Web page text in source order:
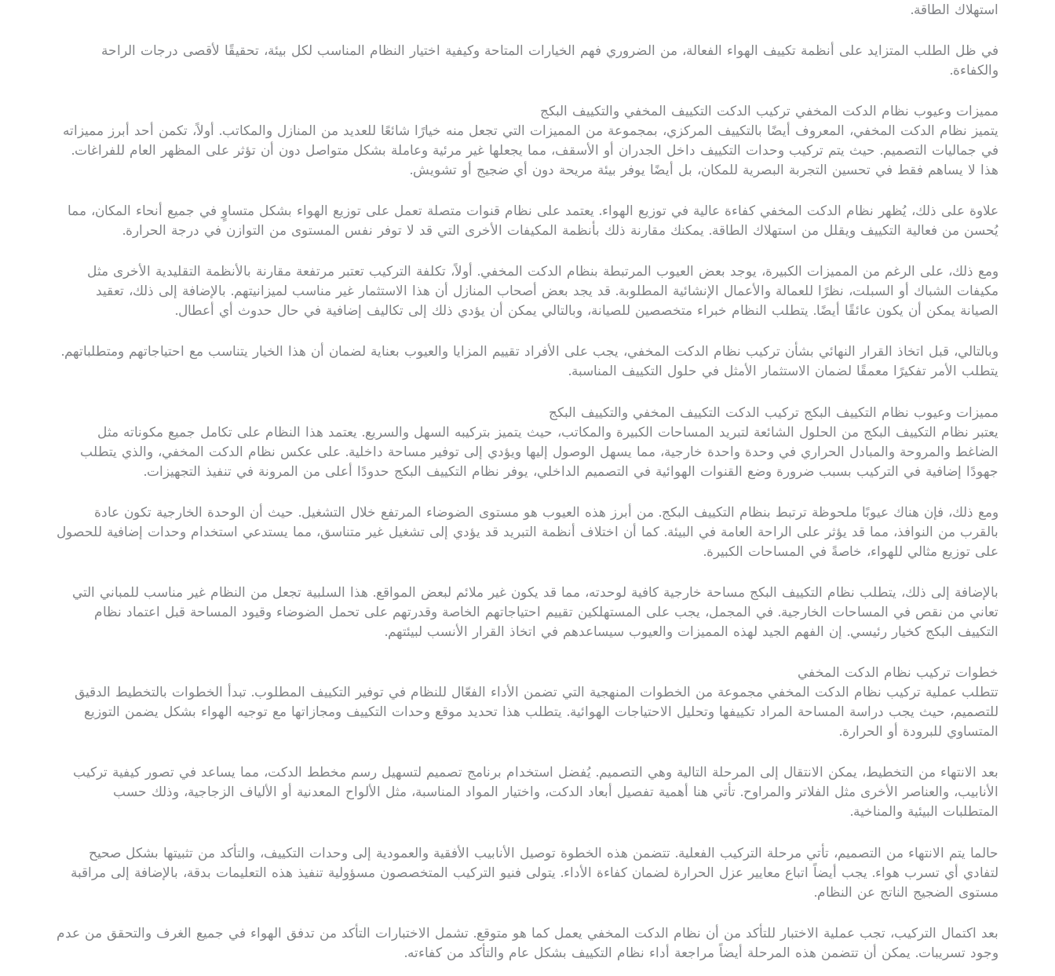
استهلاك الطاقة.
في ظل الطلب المتزايد على أنظمة تكييف الهواء الفعالة، من الضروري فهم الخيارات المتاحة وكيفية اختيار النظام المناسب لكل بيئة، تحقيقًا لأقصى درجات الراحة
والكفاءة.
مميزات وعيوب نظام الدكت المخفي تركيب الدكت التكييف المخفي والتكييف البكج
يتميز نظام الدكت المخفي، المعروف أيضًا بالتكييف المركزي، بمجموعة من المميزات التي تجعل منه خيارًا شائعًا للعديد من المنازل والمكاتب. أولاً، تكمن أحد أبرز مميزاته
في جماليات التصميم. حيث يتم تركيب وحدات التكييف داخل الجدران أو الأسقف، مما يجعلها غير مرئية وعاملة بشكل متواصل دون أن تؤثر على المظهر العام للفراغات.
هذا لا يساهم فقط في تحسين التجربة البصرية للمكان، بل أيضًا يوفر بيئة مريحة دون أي ضجيج أو تشويش.
علاوة على ذلك، يُظهر نظام الدكت المخفي كفاءة عالية في توزيع الهواء. يعتمد على نظام قنوات متصلة تعمل على توزيع الهواء بشكل متساوٍ في جميع أنحاء المكان، مما
يُحسن من فعالية التكييف ويقلل من استهلاك الطاقة. يمكنك مقارنة ذلك بأنظمة المكيفات الأخرى التي قد لا توفر نفس المستوى من التوازن في درجة الحرارة.
ومع ذلك، على الرغم من المميزات الكبيرة، يوجد بعض العيوب المرتبطة بنظام الدكت المخفي. أولاً، تكلفة التركيب تعتبر مرتفعة مقارنة بالأنظمة التقليدية الأخرى مثل
مكيفات الشباك أو السبلت، نظرًا للعمالة والأعمال الإنشائية المطلوبة. قد يجد بعض أصحاب المنازل أن هذا الاستثمار غير مناسب لميزانيتهم. بالإضافة إلى ذلك، تعقيد
الصيانة يمكن أن يكون عائقًا أيضًا. يتطلب النظام خبراء متخصصين للصيانة، وبالتالي يمكن أن يؤدي ذلك إلى تكاليف إضافية في حال حدوث أي أعطال.
وبالتالي، قبل اتخاذ القرار النهائي بشأن تركيب نظام الدكت المخفي، يجب على الأفراد تقييم المزايا والعيوب بعناية لضمان أن هذا الخيار يتناسب مع احتياجاتهم ومتطلباتهم.
يتطلب الأمر تفكيرًا معمقًا لضمان الاستثمار الأمثل في حلول التكييف المناسبة.
مميزات وعيوب نظام التكييف البكج تركيب الدكت التكييف المخفي والتكييف البكج
يعتبر نظام التكييف البكج من الحلول الشائعة لتبريد المساحات الكبيرة والمكاتب، حيث يتميز بتركيبه السهل والسريع. يعتمد هذا النظام على تكامل جميع مكوناته مثل
الضاغط والمروحة والمبادل الحراري في وحدة واحدة خارجية، مما يسهل الوصول إليها ويؤدي إلى توفير مساحة داخلية. على عكس نظام الدكت المخفي، والذي يتطلب
جهودًا إضافية في التركيب بسبب ضرورة وضع القنوات الهوائية في التصميم الداخلي، يوفر نظام التكييف البكج حدودًا أعلى من المرونة في تنفيذ التجهيزات.
ومع ذلك، فإن هناك عيوبًا ملحوظة ترتبط بنظام التكييف البكج. من أبرز هذه العيوب هو مستوى الضوضاء المرتفع خلال التشغيل. حيث أن الوحدة الخارجية تكون عادة
بالقرب من النوافذ، مما قد يؤثر على الراحة العامة في البيئة. كما أن اختلاف أنظمة التبريد قد يؤدي إلى تشغيل غير متناسق، مما يستدعي استخدام وحدات إضافية للحصول
على توزيع مثالي للهواء، خاصةً في المساحات الكبيرة.
بالإضافة إلى ذلك، يتطلب نظام التكييف البكج مساحة خارجية كافية لوحدته، مما قد يكون غير ملائم لبعض المواقع. هذا السلبية تجعل من النظام غير مناسب للمباني التي
تعاني من نقص في المساحات الخارجية. في المجمل، يجب على المستهلكين تقييم احتياجاتهم الخاصة وقدرتهم على تحمل الضوضاء وقيود المساحة قبل اعتماد نظام
التكييف البكج كخيار رئيسي. إن الفهم الجيد لهذه المميزات والعيوب سيساعدهم في اتخاذ القرار الأنسب لبيئتهم.
خطوات تركيب نظام الدكت المخفي
تتطلب عملية تركيب نظام الدكت المخفي مجموعة من الخطوات المنهجية التي تضمن الأداء الفعّال للنظام في توفير التكييف المطلوب. تبدأ الخطوات بالتخطيط الدقيق
للتصميم، حيث يجب دراسة المساحة المراد تكييفها وتحليل الاحتياجات الهوائية. يتطلب هذا تحديد موقع وحدات التكييف ومجازاتها مع توجيه الهواء بشكل يضمن التوزيع
المتساوي للبرودة أو الحرارة.
بعد الانتهاء من التخطيط، يمكن الانتقال إلى المرحلة التالية وهي التصميم. يُفضل استخدام برنامج تصميم لتسهيل رسم مخطط الدكت، مما يساعد في تصور كيفية تركيب
الأنابيب، والعناصر الأخرى مثل الفلاتر والمراوح. تأتي هنا أهمية تفصيل أبعاد الدكت، واختيار المواد المناسبة، مثل الألواح المعدنية أو الألياف الزجاجية، وذلك حسب
المتطلبات البيئية والمناخية.
حالما يتم الانتهاء من التصميم، تأتي مرحلة التركيب الفعلية. تتضمن هذه الخطوة توصيل الأنابيب الأفقية والعمودية إلى وحدات التكييف، والتأكد من تثبيتها بشكل صحيح
لتفادي أي تسرب هواء. يجب أيضاً اتباع معايير عزل الحرارة لضمان كفاءة الأداء. يتولى فنيو التركيب المتخصصون مسؤولية تنفيذ هذه التعليمات بدقة، بالإضافة إلى مراقبة
مستوى الضجيج الناتج عن النظام.
بعد اكتمال التركيب، تجب عملية الاختبار للتأكد من أن نظام الدكت المخفي يعمل كما هو متوقع. تشمل الاختبارات التأكد من تدفق الهواء في جميع الغرف والتحقق من عدم
وجود تسريبات. يمكن أن تتضمن هذه المرحلة أيضاً مراجعة أداء نظام التكييف بشكل عام والتأكد من كفاءته.